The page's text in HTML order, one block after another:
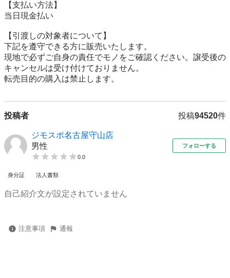
【⽀払い⽅法】
当日現金払い
【引渡しの対象者について】
下記を遵守できる⽅に販売いたします。
現地で必ずご⾃⾝の責任でモノをご確認ください。譲受後の
キャンセルは受け付けておりません。
転売⽬的の購⼊は禁⽌します。
投稿者 投稿94520件
ジモスポ名古屋守山店
男性
0.0
フォローする
身分証 法人書類
自己紹介文が設定されていません
注意事項 通報